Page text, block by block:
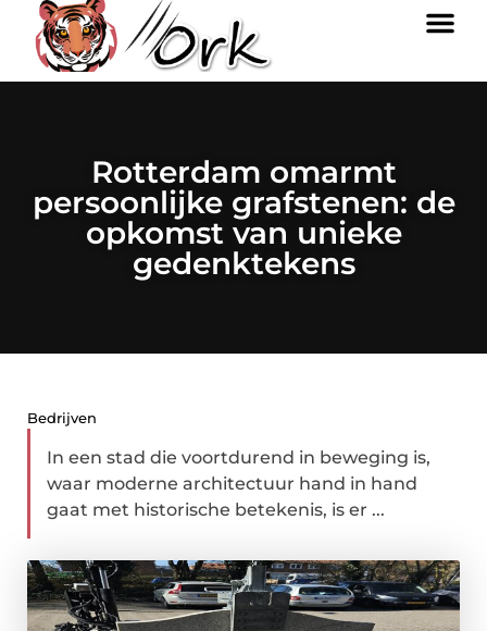
Rotterdam omarmt
persoonlijke grafstenen: de
opkomst van unieke
gedenktekens
Bedrijven
In een stad die voortdurend in beweging is,
waar moderne architectuur hand in hand
gaat met historische betekenis, is er ...